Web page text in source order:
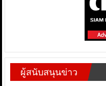
ผู้สนับสนุนข่าว